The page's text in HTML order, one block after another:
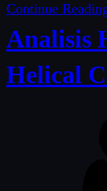
Continue
Analisis
Helical